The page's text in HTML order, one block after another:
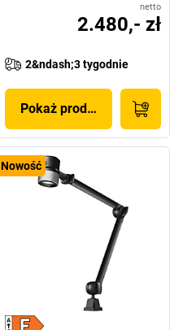
netto
2.480,- zł
2&ndash;3 tygodnie
Pokaż produkt
Nowość